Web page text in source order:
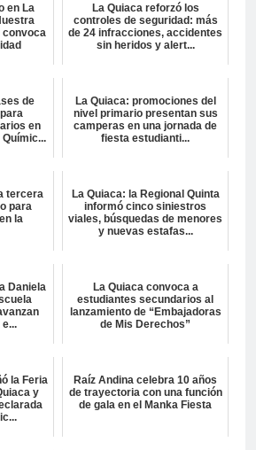
en La
convoca
La Quiaca reforzó los
controles de seguridad: más
de 24 infracciones, accidentes
sin heridos y alert...
de
en
La Quiaca: promociones del
nivel primario presentan sus
camperas en una jornada de
fiesta estudianti...
tercera
para
la
La Quiaca: la Regional Quinta
informó cinco siniestros
viales, búsquedas de menores
y nuevas estafas...
Daniela
La Quiaca convoca a
estudiantes secundarios al
lanzamiento de “Embajadoras
de Mis Derechos”
la Feria
y
Raíz Andina celebra 10 años
de trayectoria con una función
de gala en el Manka Fiesta